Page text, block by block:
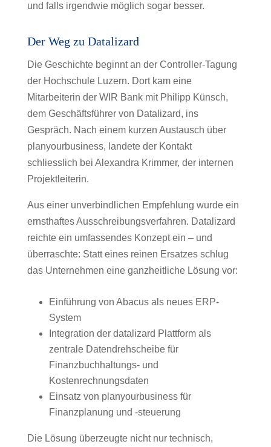
und falls irgendwie möglich sogar besser.
Der Weg zu Datalizard
Die Geschichte beginnt an der Controller-Tagung
der Hochschule Luzern. Dort kam eine
Mitarbeiterin der WIR Bank mit Philipp Künsch,
dem Geschäftsführer von Datalizard, ins
Gespräch. Nach einem kurzen Austausch über
planyourbusiness, landete der Kontakt
schliesslich bei Alexandra Krimmer, der internen
Projektleiterin.
Aus einer unverbindlichen Empfehlung wurde ein
ernsthaftes Ausschreibungsverfahren. Datalizard
reichte ein umfassendes Konzept ein – und
überraschte: Statt eines reinen Ersatzes schlug
das Unternehmen eine ganzheitliche Lösung vor:
Einführung von Abacus als neues ERP-
System
Integration der datalizard Plattform als
zentrale Datendrehscheibe für
Finanzbuchhaltungs- und
Kostenrechnungsdaten
Einsatz von planyourbusiness für
Finanzplanung und -steuerung
Die Lösung überzeugte nicht nur technisch,